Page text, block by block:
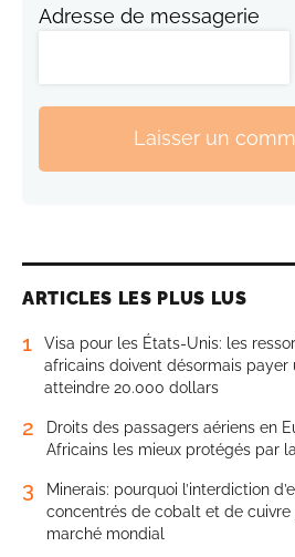
Adresse de messagerie
Laisser un
ARTICLES LES PLUS LUS
1
Visa pour les États-Unis: les
africains doivent désormais payer
atteindre 20.000 dollars
2
Droits des passagers aériens en
Africains les mieux protégés par
3
Minerais: pourquoi l’interdiction
concentrés de cobalt et de
marché mondial